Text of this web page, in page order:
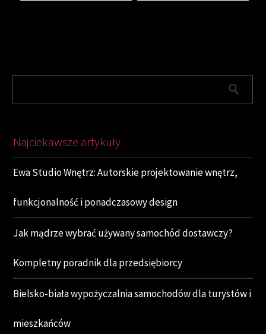
Najciekawsze artykuły
Ewa Studio Wnętrz: Autorskie projektowanie wnętrz,
funkcjonalność i ponadczasowy design
Jak mądrze wybrać używany samochód dostawczy?
Kompletny poradnik dla przedsiębiorcy
Bielsko-biała wypożyczalnia samochodów dla turystów i
mieszkańców